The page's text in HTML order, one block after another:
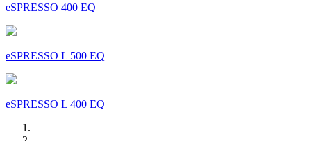
eSPRESSO 400 EQ
eSPRESSO L 500 EQ
eSPRESSO L 400 EQ